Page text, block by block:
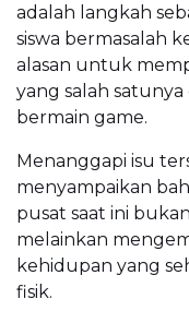
adalah langkah
siswa bermasalah
alasan untuk
yang salah
bermain game.
Menanggapi isu
menyampaikan
pusat saat ini
melainkan
kehidupan yang
fisik.